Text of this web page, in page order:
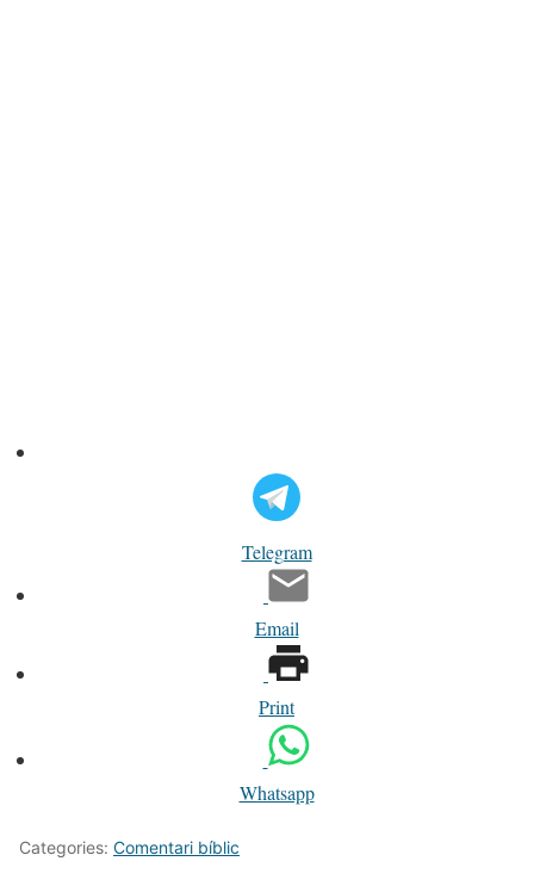
Telegram
Email
Print
Whatsapp
Categories: Comentari bíblic